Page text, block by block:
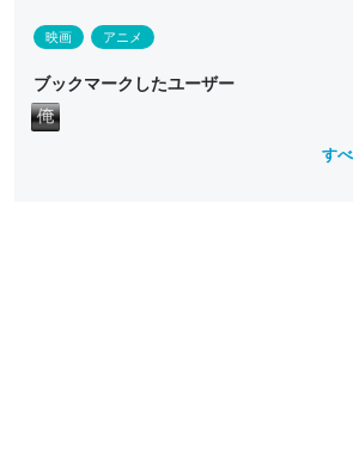
映画 アニメ
ブックマークしたユーザー
す